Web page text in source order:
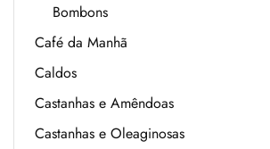
Bombons
Café da Manhã
Caldos
Castanhas e Amêndoas
Castanhas e Oleaginosas